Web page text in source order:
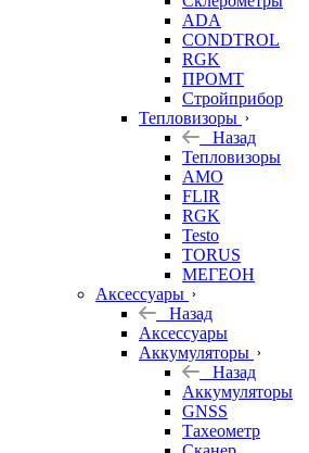
ADA
CONDTROL
RGK
ПРОМТ
Стройприбор
Тепловизоры
Назад
Тепловизоры
AMO
FLIR
RGK
Testo
TORUS
МЕГЕОН
Аксессуары
Назад
Аксессуары
Аккумуляторы
Назад
Аккумуляторы
GNSS
Тахеометр